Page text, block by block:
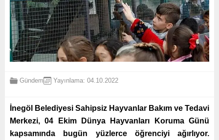
Gündem Yayınlama: 04.10.2022
İnegöl Belediyesi Sahipsiz Hayvanlar Bakım ve Tedavi
Merkezi, 04 Ekim Dünya Hayvanları Koruma Günü
kapsamında bugün yüzlerce öğrenciyi ağırlıyor.